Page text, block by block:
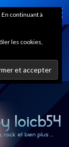
continuant à
les cookies,